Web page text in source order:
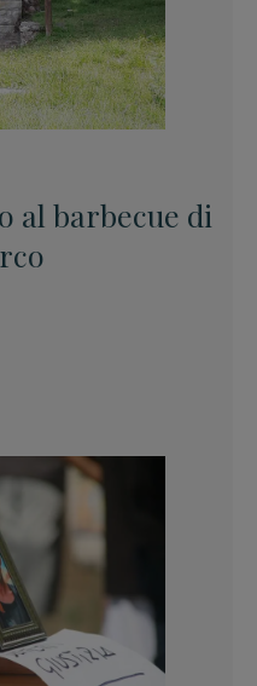
al barbecue di